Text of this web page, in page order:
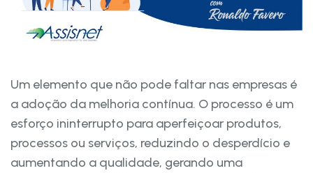
Um elemento que não pode faltar nas empresas é
a adoção da melhoria contínua. O processo é um
esforço ininterrupto para aperfeiçoar produtos,
processos ou serviços, reduzindo o desperdício e
aumentando a qualidade, gerando uma